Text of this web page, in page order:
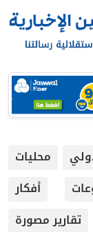
محليات
أفكار
تقارير مصورة